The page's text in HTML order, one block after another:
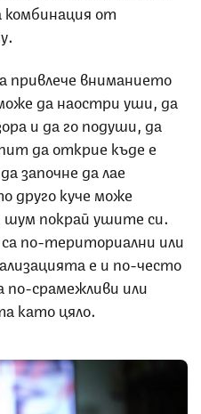
комбинация от
привлече вниманието
да наостри уши, да
и да го подуши, да
да открие къде е
започне да лае
друго куче може
шум покрай ушите си.
по-териториални или
е и по-често
по-срамежливи или
като цяло.